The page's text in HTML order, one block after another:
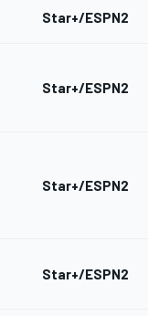
Star+/ESPN2
Star+/ESPN2
Star+/ESPN2
Star+/ESPN2